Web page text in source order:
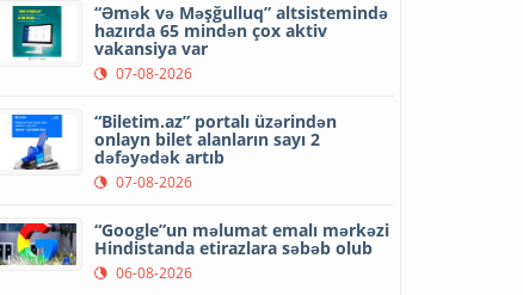
“Əmək və Məşğulluq” altsistemində
hazırda 65 mindən çox aktiv
vakansiya var
07-08-2026
“Biletim.az” portalı üzərindən
onlayn bilet alanların sayı 2
dəfəyədək artıb
07-08-2026
“Google”un məlumat emalı mərkəzi
Hindistanda etirazlara səbəb olub
06-08-2026